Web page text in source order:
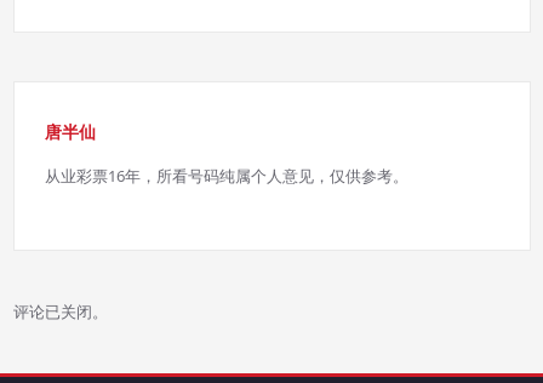
唐半仙
从业彩票16年，所看号码纯属个人意见，仅供参考。
评论已关闭。